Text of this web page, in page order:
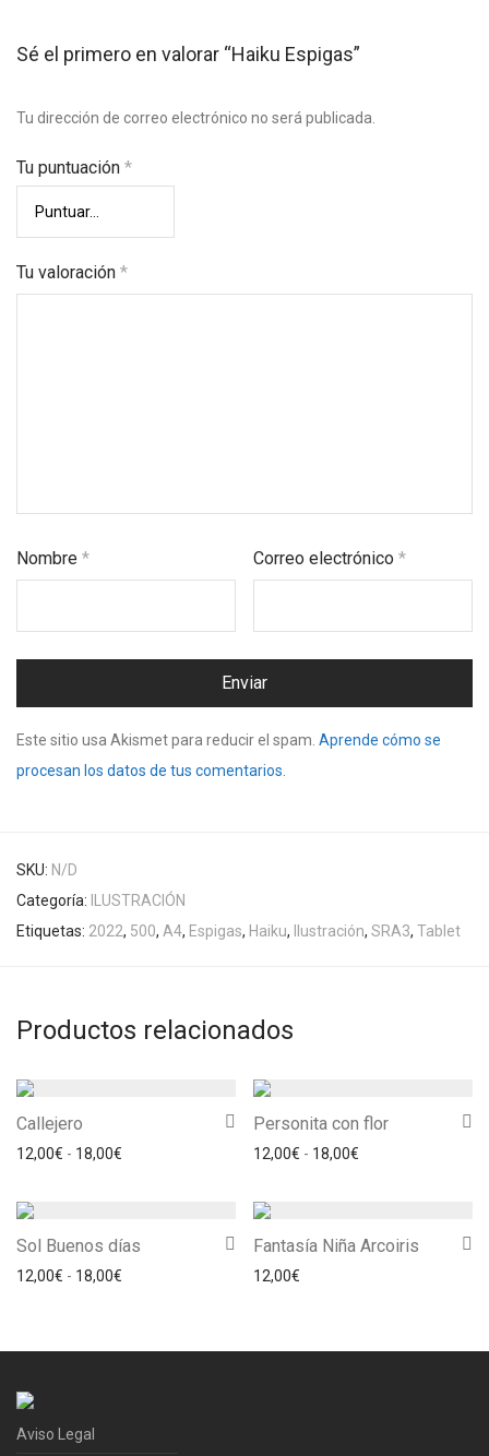
Sé el primero en valorar “Haiku Espigas”
Tu dirección de correo electrónico no será publicada.
Tu puntuación *
Tu valoración *
Nombre * Correo electrónico*
Este sitio usa Akismet para reducir el spam. Aprende cómo se
procesan los datos de tus comentarios.
SKU: N/D
Categoría:
ILUSTRACIÓN
Etiquetas: 2022, 500, A4, Espigas, Haiku, Ilustración, SRA3, Tablet
Productos relacionados
Callejero
12,00€ - 18,00€ Rango de precios: desde 12,00€ hasta 18,00€
Personita con flor
12,00€ - 18,00€
Sol Buenos días
12,00€ - 18,00€ Rango de precios: desde 12,00€ hasta 18,00€
Fantasía Niña Arcoiris
12,00€
Aviso Legal